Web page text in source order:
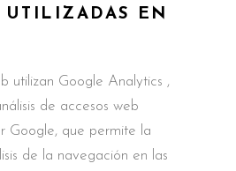
UTILIZADAS EN
utilizan Google Analytics ,
de accesos web
Google, que permite la
de la navegación en las